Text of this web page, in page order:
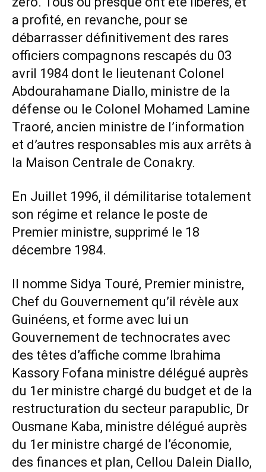
a profité, en revanche, pour se
débarrasser définitivement des rares
officiers compagnons rescapés du 03
avril 1984 dont le lieutenant Colonel
Abdourahamane Diallo, ministre de la
défense ou le Colonel Mohamed Lamine
Traoré, ancien ministre de l’information
et d’autres responsables mis aux arrêts à
la Maison Centrale de Conakry.
En Juillet 1996, il démilitarise totalement
son régime et relance le poste de
Premier ministre, supprimé le 18
décembre 1984.
Il nomme Sidya Touré, Premier ministre,
Chef du Gouvernement qu’il révèle aux
Guinéens, et forme avec lui un
Gouvernement de technocrates avec
des têtes d’affiche comme Ibrahima
Kassory Fofana ministre délégué auprès
du 1er ministre chargé du budget et de la
restructuration du secteur parapublic, Dr
Ousmane Kaba, ministre délégué auprès
du 1er ministre chargé de l’économie,
des finances et plan, Cellou Dalein Diallo,